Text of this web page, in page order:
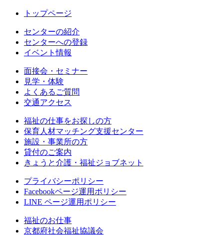
トップページ
センターの紹介
センターへの登録
イベント情報
面接会・セミナー
見学・体験
よくあるご質問
交通アクセス
福祉の仕事をお探しの方
保育人材マッチング支援センター
施設・事業所の方
貸付のご案内
きょうと介護・福祉ジョブネット
プライバシーポリシー
Facebookページ運用ポリシー
LINE ページ運用ポリシー
福祉のお仕事
京都府社会福祉協議会